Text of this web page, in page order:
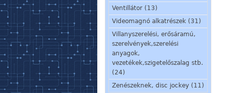
Ventillátor (13)
Videomagnó alkatrészek (31)
Villanyszerelési, erősáramú,
szerelvények,szerelési
anyagok,
vezetékek,szigetelőszalag stb.
(24)
Zenészeknek, disc jockey (11)